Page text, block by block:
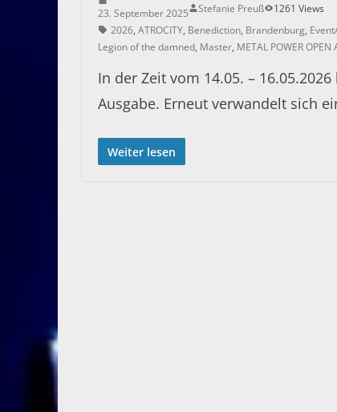
23. September 2025 Stefanie Preuß
1261 Views
2026, ATROCITY, Benediction, Brandenburg,
Legion of the damned, Master, METAL POWER OPEN
In der Zeit vom 14.05. – 16.05.2026
Ausgabe. Erneut verwandelt sich
Weiter lesen